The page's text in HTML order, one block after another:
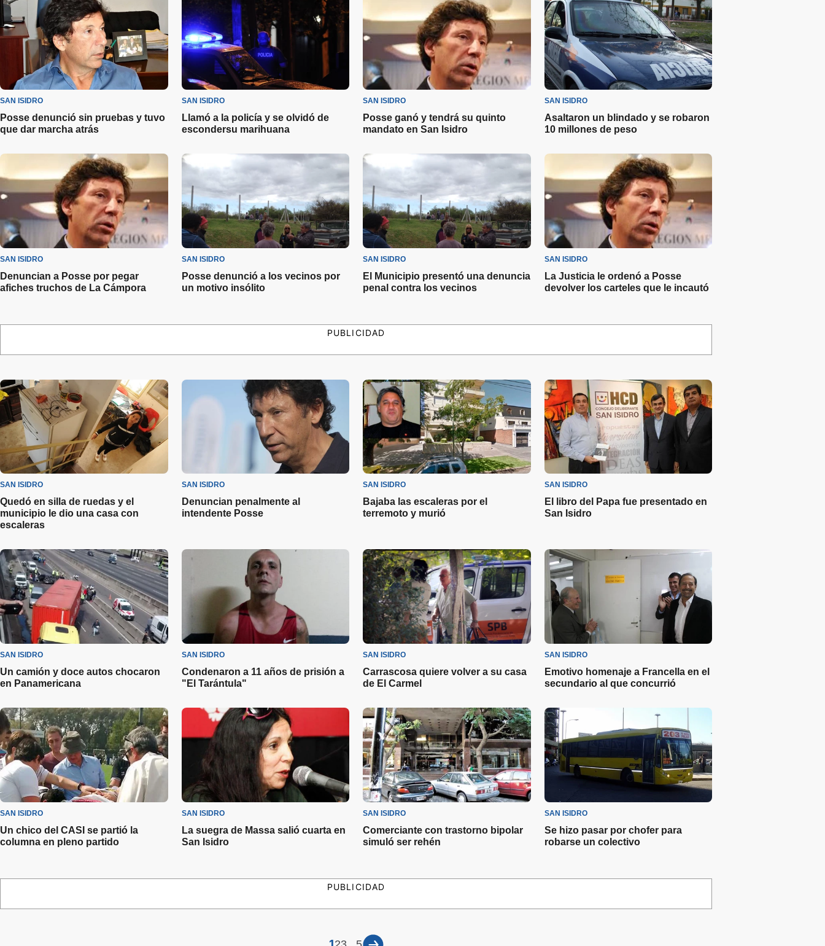
SAN ISIDRO
Posse denunció sin pruebas y tuvo
que dar marcha atrás
SAN ISIDRO
Llamó a la policía y se olvidó de
escondersu marihuana
SAN ISIDRO
Posse ganó y tendrá su quinto
mandato en San Isidro
SAN ISIDRO
Asaltaron un blindado y se robaron
10 millones de peso
SAN ISIDRO
Denuncian a Posse por pegar
afiches truchos de La Cámpora
SAN ISIDRO
Posse denunció a los vecinos por
un motivo insólito
SAN ISIDRO
El Municipio presentó una denuncia
penal contra los vecinos
SAN ISIDRO
La Justicia le ordenó a Posse
devolver los carteles que le incautó
PUBLICIDAD
SAN ISIDRO
Quedó en silla de ruedas y el
municipio le dio una casa con
escaleras
SAN ISIDRO
Denuncian penalmente al
intendente Posse
SAN ISIDRO
Bajaba las escaleras por el
terremoto y murió
SAN ISIDRO
El libro del Papa fue presentado en
San Isidro
SAN ISIDRO
Un camión y doce autos chocaron
en Panamericana
SAN ISIDRO
Condenaron a 11 años de prisión a
"El Tarántula"
SAN ISIDRO
Carrascosa quiere volver a su casa
de El Carmel
SAN ISIDRO
Emotivo homenaje a Francella en el
secundario al que concurrió
SAN ISIDRO
Un chico del CASI se partió la
columna en pleno partido
SAN ISIDRO
La suegra de Massa salió cuarta en
San Isidro
SAN ISIDRO
Comerciante con trastorno bipolar
simuló ser rehén
SAN ISIDRO
Se hizo pasar por chofer para
robarse un colectivo
PUBLICIDAD